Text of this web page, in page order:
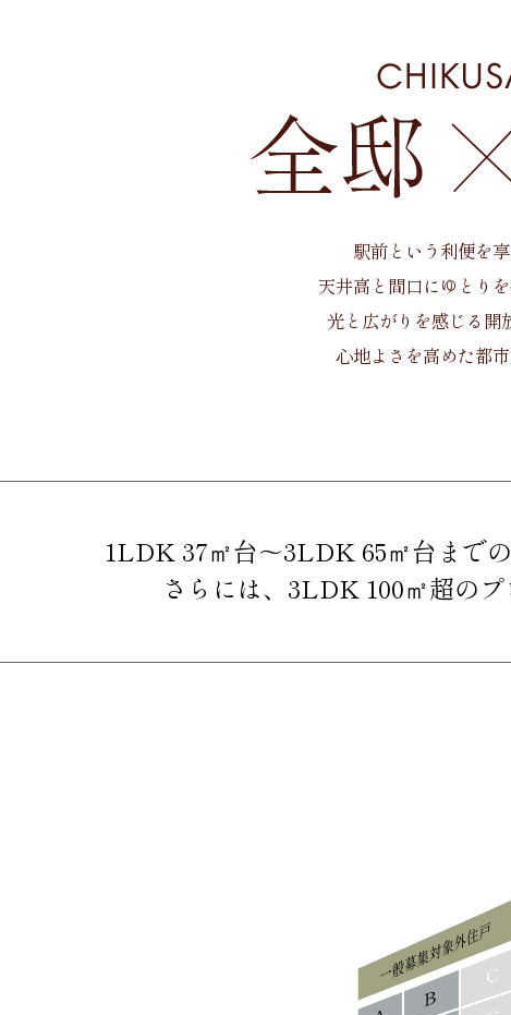
駅前という利便を
天井高と間口にゆとり
光と広がりを感じる 開
心地よさを高めた都
1LDK 37㎡台〜3LDK 65㎡台までの
さらには、3LDK 100㎡超の